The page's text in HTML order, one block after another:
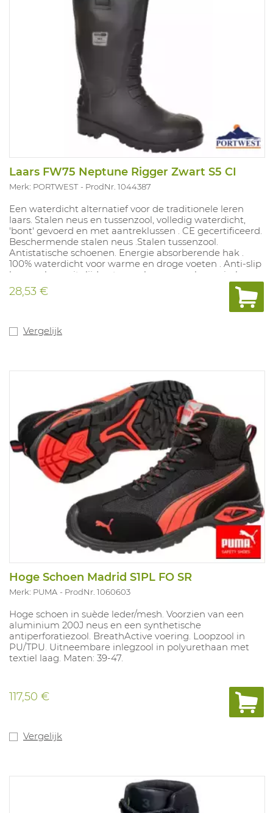
Laars FW75 Neptune Rigger Zwart S5 CI
Merk: PORTWEST ProdNr. 1044387
Een waterdicht alternatief voor de traditionele leren
laars. Stalen neus en tussenzool, volledig waterdicht,
'bont' gevoerd en met aantreklussen . CE gecertificeerd.
Beschermende stalen neus .Stalen tussenzool.
Antistatische schoenen. Energie absorberende hak .
100% waterdicht voor warme en droge voeten . Anti-slip
loopzool om uitglijden te voorkomen. op keramische en
stalen ondergrond .Benzine en Olie bestendige loopzool
. Conform : EN 13832-2:2006 ASTM F2413-11 EN ISO
28,53 €
Vergelijk
Hoge Schoen Madrid S1PL FO SR
Merk: PUMA ProdNr. 1060603
Hoge schoen in suède leder/mesh. Voorzien van een
aluminium 200J neus en een synthetische
antiperforatiezool. BreathActive voering. Loopzool in
PU/TPU. Uitneembare inlegzool in polyurethaan met
textiel laag. Maten: 39-47.
117,50 €
Vergelijk